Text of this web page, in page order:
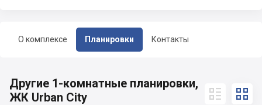
О комплексе Планировки Контакты
Другие 1-комнатные планировки,
ЖК Urban City
 